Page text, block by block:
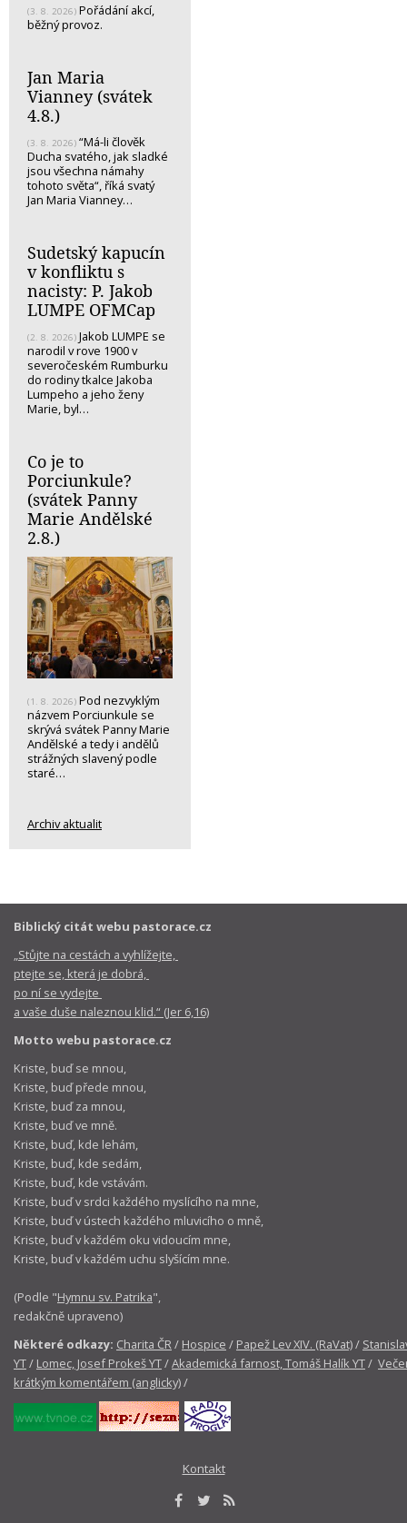
(3. 8. 2026) Pořádání akcí,
běžný provoz.
Jan Maria
Vianney (svátek
4.8.)
(3. 8. 2026) “Má-li člověk
Ducha svatého, jak sladké
jsou všechna námahy
tohoto světa“, říká svatý
Jan Maria Vianney…
Sudetský kapucín
v konfliktu s
nacisty: P. Jakob
LUMPE OFMCap
(2. 8. 2026) Jakob LUMPE se
narodil v rove 1900 v
severočeském Rumburku
do rodiny tkalce Jakoba
Lumpeho a jeho ženy
Marie, byl…
Co je to
Porciunkule?
(svátek Panny
Marie Andělské
2.8.)
(1. 8. 2026) Pod nezvyklým
názvem Porciunkule se
skrývá svátek Panny Marie
Andělské a tedy i andělů
strážných slavený podle
staré…
Archiv aktualit
Biblický citát webu pastorace.cz
„Stůjte na cestách a vyhlížejte,
ptejte se, která je dobrá,
po ní se vydejte
a vaše duše naleznou klid.“ (Jer 6,16)
Motto webu pastorace.cz
Kriste, buď se mnou,
Kriste, buď přede mnou,
Kriste, buď za mnou,
Kriste, buď ve mně.
Kriste, buď, kde lehám,
Kriste, buď, kde sedám,
Kriste, buď, kde vstávám.
Kriste, buď v srdci každého myslícího na mne,
Kriste, buď v ústech každého mluvicího o mně,
Kriste, buď v každém oku vidoucím mne,
Kriste, buď v každém uchu slyšícím mne.
(Podle "Hymnu sv. Patrika",
redakčně upraveno)
Některé odkazy: Charita ČR / Hospice / Papež Lev XIV. (RaVat)/
YT/ Lomec, Josef Prokeš YT/Akademická farnost, Tomáš Halík YT/
krátkým komentářem (anglicky)/
Kontakt